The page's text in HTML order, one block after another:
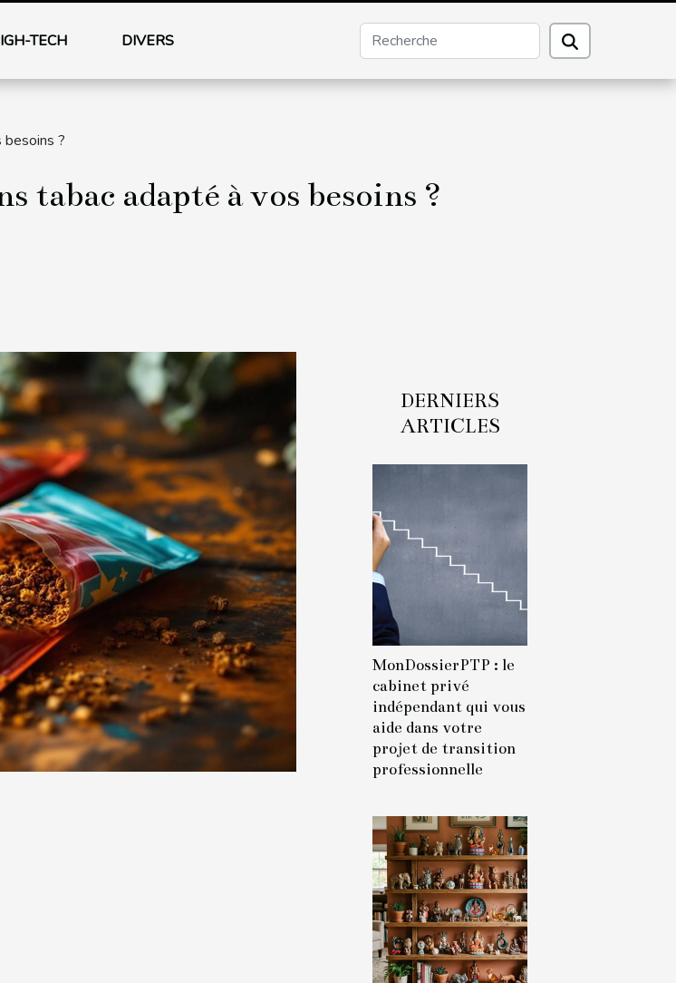
TECH DIVERS
besoins ?
tabac adapté à vos besoins ?
DERNIERS
ARTICLES
MonDossierPTP : le
cabinet privé
indépendant qui vous
aide dans votre
projet de transition
professionnelle